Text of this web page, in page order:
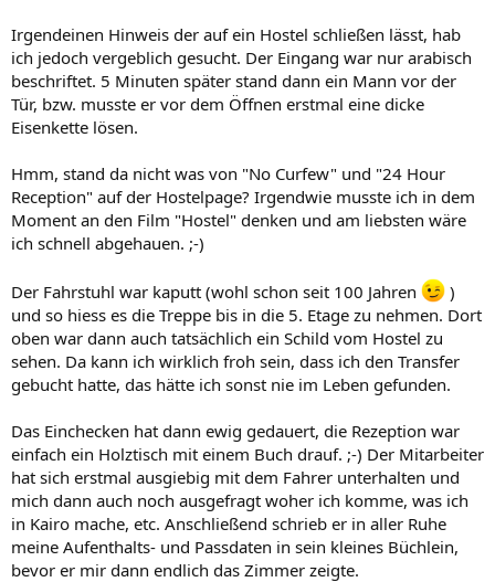
Irgendeinen Hinweis der auf ein Hostel schließen lässt, hab
ich jedoch vergeblich gesucht. Der Eingang war nur arabisch
beschriftet. 5 Minuten später stand dann ein Mann vor der
Tür, bzw. musste er vor dem Öffnen erstmal eine dicke
Eisenkette lösen.
Hmm, stand da nicht was von "No Curfew" und "24 Hour
Reception" auf der Hostelpage? Irgendwie musste ich in dem
Moment an den Film "Hostel" denken und am liebsten wäre
ich schnell abgehauen. ;-)
Der Fahrstuhl war kaputt (wohl schon seit 100 Jahren
)
und so hiess es die Treppe bis in die 5. Etage zu nehmen. Dort
oben war dann auch tatsächlich ein Schild vom Hostel zu
sehen. Da kann ich wirklich froh sein, dass ich den Transfer
gebucht hatte, das hätte ich sonst nie im Leben gefunden.
Das Einchecken hat dann ewig gedauert, die Rezeption war
einfach ein Holztisch mit einem Buch drauf. ;-) Der Mitarbeiter
hat sich erstmal ausgiebig mit dem Fahrer unterhalten und
mich dann auch noch ausgefragt woher ich komme, was ich
in Kairo mache, etc. Anschließend schrieb er in aller Ruhe
meine Aufenthalts- und Passdaten in sein kleines Büchlein,
bevor er mir dann endlich das Zimmer zeigte.